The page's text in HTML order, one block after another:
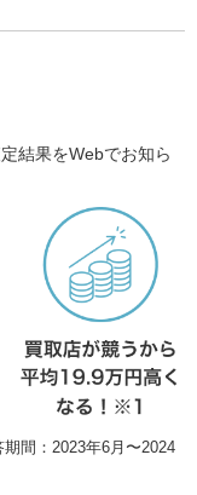
結果をWebでお知ら
間：2023年6月〜2024